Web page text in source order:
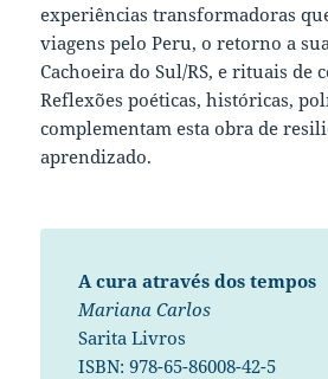
experiências transformadoras
viagens pelo Peru, o retorno a
Cachoeira do Sul/RS, e rituais de
Reflexões poéticas, históricas,
complementam esta obra de
aprendizado.
A cura através dos tempos
Mariana Carlos
Sarita Livros
ISBN: 978-65-86008-42-5